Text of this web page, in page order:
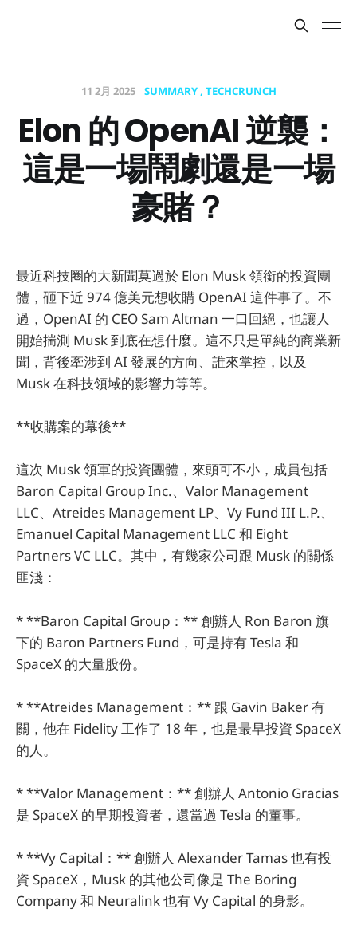
11 2月 2025 SUMMARY TECHCRUNCH
Elon 的 OpenAI 逆襲：
這是一場鬧劇還是一場
豪賭？
最近科技圈的大新聞莫過於 Elon Musk 領銜的投資團
體，砸下近 974 億美元想收購 OpenAI 這件事了。不
過，OpenAI 的 CEO Sam Altman 一口回絕，也讓人
開始揣測 Musk 到底在想什麼。這不只是單純的商業新
聞，背後牽涉到 AI 發展的方向、誰來掌控，以及
Musk 在科技領域的影響力等等。
**收購案的幕後**
這次 Musk 領軍的投資團體，來頭可不小，成員包括
Baron Capital Group Inc.、Valor Management
LLC、Atreides Management LP、Vy Fund III L.P.、
Emanuel Capital Management LLC 和 Eight
Partners VC LLC。其中，有幾家公司跟 Musk 的關係
匪淺：
* **Baron Capital Group：** 創辦人 Ron Baron 旗
下的 Baron Partners Fund，可是持有 Tesla 和
SpaceX 的大量股份。
* **Atreides Management：** 跟 Gavin Baker 有
關，他在 Fidelity 工作了 18 年，也是最早投資 SpaceX
的人。
* **Valor Management：** 創辦人 Antonio Gracias
是 SpaceX 的早期投資者，還當過 Tesla 的董事。
* **Vy Capital：** 創辦人 Alexander Tamas 也有投
資 SpaceX，Musk 的其他公司像是 The Boring
Company 和 Neuralink 也有 Vy Capital 的身影。